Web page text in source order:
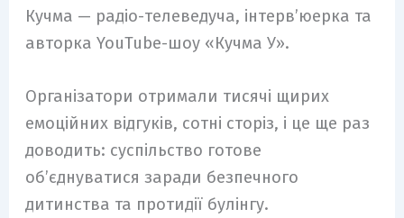
Кучма — радіо-телеведуча, інтервʼюерка та
авторка YouTube-шоу «Кучма У».
Організатори отримали тисячі щирих
емоційних відгуків, сотні сторіз, і це ще раз
доводить: суспільство готове
об’єднуватися заради безпечного
дитинства та протидії булінгу.